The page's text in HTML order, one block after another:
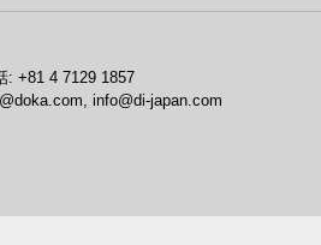
: +81 4 7129 1857
info@di-japan.com